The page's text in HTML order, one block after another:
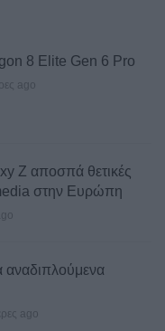
8 Elite Gen 6 Pro
ago
Z αποσπά θετικές
στην Ευρώπη
αναδιπλούμενα
ago